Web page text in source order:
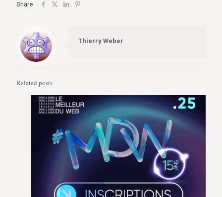
Share
Thierry Weber
Related posts